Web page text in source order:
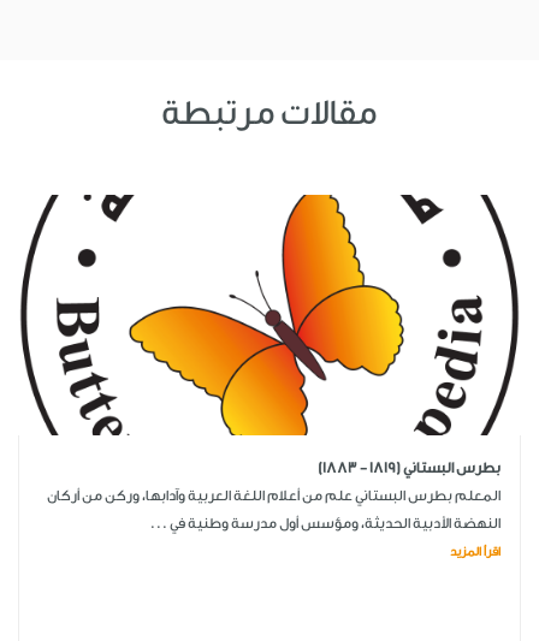
مقالات مرتبطة
بطرس البستاني (1819 - 1883)
المعلم بطرس البستاني علم من أعلام اللغة العربية وآدابها، وركن من أركان
النهضة الأدبية الحديثة، ومؤسس أول مدرسة وطنية في ...
اقرأ المزيد